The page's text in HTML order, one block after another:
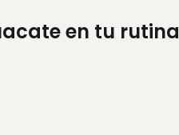
en tu rutina